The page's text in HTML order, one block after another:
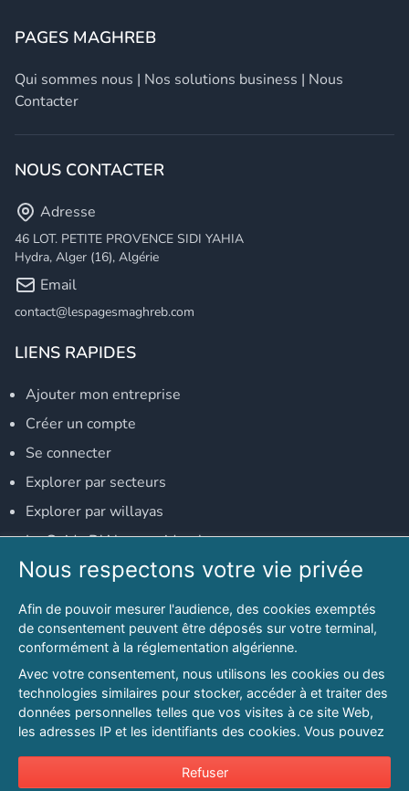
PAGES MAGHREB
Qui sommes nous | Nos solutions business | Nous
Contacter
NOUS CONTACTER
Adresse
46 LOT. PETITE PROVENCE SIDI YAHIA
Hydra, Alger (16), Algérie
Email
contact@lespagesmaghreb.com
LIENS RAPIDES
Ajouter mon entreprise
Créer un compte
Se connecter
Explorer par secteurs
Explorer par willayas
Le Guide D'Alger, guide-alger.com
NOS RÉSEAUX SOCIAUX
Notre page Facebook
Notre page LinkedIn
Notre page Instagram
Notre page Twitter
© 2026 PAGESMAGHREB.COM. ALL RIGHTS RESERVED
Nous respectons votre vie privée
Afin de pouvoir mesurer l'audience, des cookies exemptés
de consentement peuvent être déposés sur votre terminal,
conformément à la réglementation algérienne.
Avec votre consentement, nous utilisons les cookies ou des
technologies similaires pour stocker, accéder à et traiter des
données personnelles telles que vos visites à ce site Web,
les adresses IP et les identifiants des cookies. Vous pouvez
sur l'intérêt légitime à tout moment en cliquant sur « Refuser
Refuser